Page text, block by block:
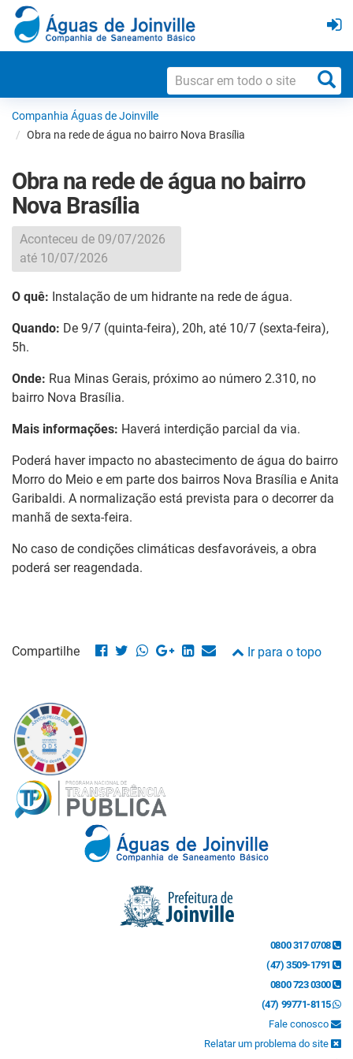
Companhia Águas de Joinville
Obra na rede de água no bairro Nova Brasília
Obra na rede de água no bairro
Nova Brasília
Aconteceu de 09/07/2026
até 10/07/2026
O quê: Instalação de um hidrante na rede de água.
Quando: De 9/7 (quinta-feira), 20h, até 10/7 (sexta-feira),
5h.
Onde: Rua Minas Gerais, próximo ao número 2.310, no
bairro Nova Brasília.
Mais informações: Haverá interdição parcial da via.
Poderá haver impacto no abastecimento de água do bairro
Morro do Meio e em parte dos bairros Nova Brasília e Anita
Garibaldi. A normalização está prevista para o decorrer da
manhã de sexta-feira.
No caso de condições climáticas desfavoráveis, a obra
poderá ser reagendada.
Compartilhe Ir para o topo
0800 317 0708
(47) 3509-1791
0800 723 0300
(47) 99771-8115
Fale conosco
Relatar um problema do site